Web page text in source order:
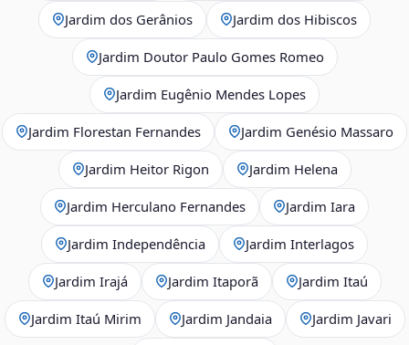
Jardim dos Gerânios Jardim dos Hibiscos
Jardim Doutor Paulo Gomes Romeo
Jardim Eugênio Mendes Lopes
Jardim Florestan Fernandes Jardim Genésio Massaro
Jardim Heitor Rigon Jardim Helena
Jardim Herculano Fernandes Jardim Iara
Jardim Independência Jardim Interlagos
Jardim Irajá Jardim Itaporã Jardim Itaú
Jardim Itaú Mirim Jardim Jandaia Jardim Javari